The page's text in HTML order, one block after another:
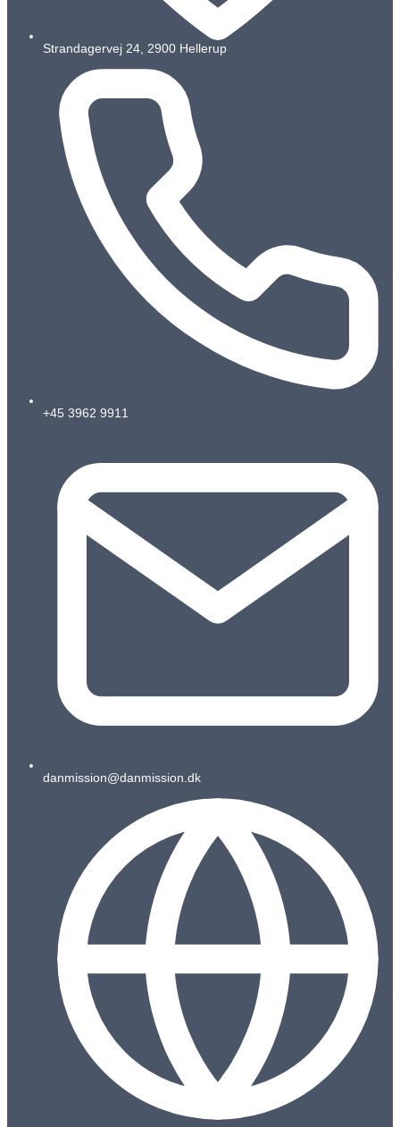
Strandagervej 24, 2900 Hellerup
+45 3962 9911
danmission@danmission.dk